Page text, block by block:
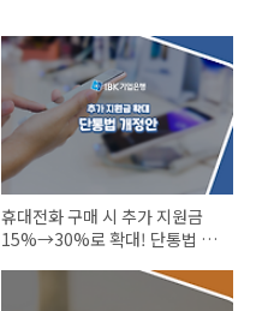
휴대전화 구매 시 추가 지원금
15%→30%로 확대! 단통법 개